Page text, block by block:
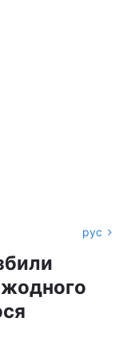
рус
жодного